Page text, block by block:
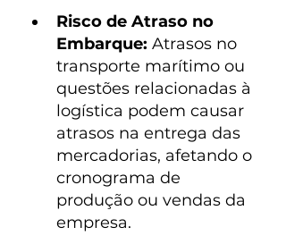
Risco de Atraso no
Embarque: Atrasos no
transporte marítimo ou
questões relacionadas à
logística podem causar
atrasos na entrega das
mercadorias, afetando o
cronograma de
produção ou vendas da
empresa.